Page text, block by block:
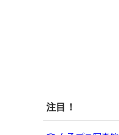
注目！